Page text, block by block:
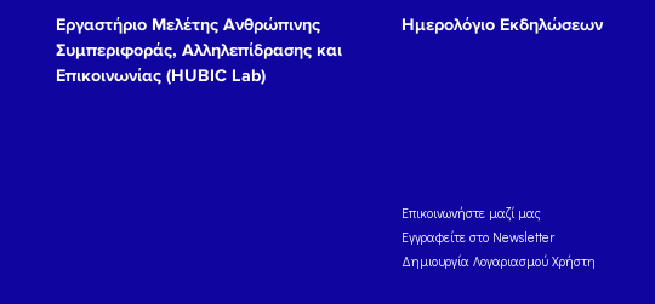
Εργαστήριο Μελέτης Ανθρώπινης
Συμπεριφοράς, Αλληλεπίδρασης και
Επικοινωνίας (HUBIC Lab)
Ημερολόγιο Εκδηλώσεων
Eπικοινωνήστε μαζί μας
Εγγραφείτε στο Newsletter
Δημιουργία Λογαριασμού Χρήστη